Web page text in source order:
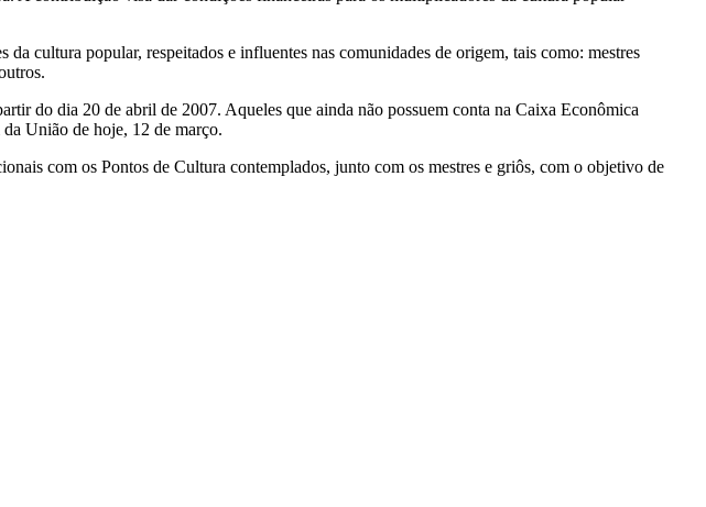
cultura popular, respeitados e influentes nas comunidades de origem, tais como: mestres
do dia 20 de abril de 2007. Aqueles que ainda não possuem conta na Caixa Econômica
União de hoje, 12 de março.
com os Pontos de Cultura contemplados, junto com os mestres e griôs, com o objetivo de